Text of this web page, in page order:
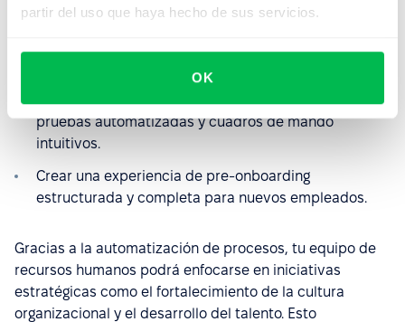
partir del uso que haya hecho de sus servicios.
OK
complicaciones.
pruebas automatizadas y cuadros de mando
intuitivos.
Crear una experiencia de pre-onboarding
estructurada y completa para nuevos empleados.
Gracias a la automatización de procesos, tu equipo de
recursos humanos podrá enfocarse en iniciativas
estratégicas como el fortalecimiento de la cultura
organizacional y el desarrollo del talento. Esto